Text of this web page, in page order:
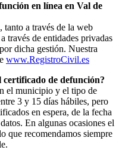
en línea en Val de
tanto a través de la web
través de entidades privadas
dicha gestión. Nuestra
www.RegistroCivil.es
de defunción?
el municipio y el tipo de
3 y 15 días hábiles, pero
en espera, de la fecha
En algunas ocasiones el
que recomendamos siempre